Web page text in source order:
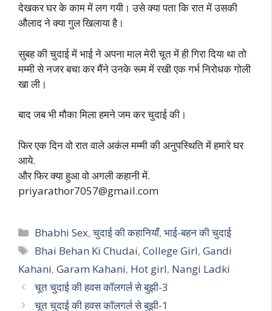
देखकर घर के काम में लग गयी। उसे क्या पता कि रात में उसकी
औलाद ने क्या गुल खिलाया है।
सुबह की चुदाई में भाई ने अपना माल मेरी चूत में ही गिरा दिया था तो
मम्मी से नजर बचा कर मैंने उनके रूम में रखी एक गर्भ निरोधक गोली
खा ली।
बाद जब भी मौका मिला हमने जम कर चुदाई की।
फिर एक दिन वो रात वाले अकंल मम्मी की अनुपस्थिति में हमारे घर
आये.
और फिर क्या हुआ वो अगली कहानी में.
priyarathor7057@gmail.com
Categories
Bhabhi Sex,चुदाई की कहानियाँ,भाई-बहन की चुदाई
Tags
Bhai Behan Ki Chudai,College Girl,Gandi
Kahani, Garam Kahani, Hot girl, Nangi Ladki
चूत चुदाई की हवस कॉलगर्ल से बुझी-3
चूत चुदाई की हवस कॉलगर्ल से बुझी-1